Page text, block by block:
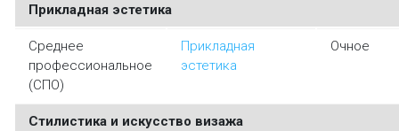
Прикладная эстетика
Среднее
профессиональное
(СПО)
Прикладная
эстетика
Очное
Стилистика и искусство визажа